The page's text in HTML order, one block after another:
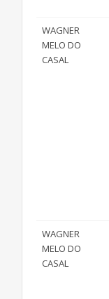
WAGNER
MELO DO
CASAL
WAGNER
MELO DO
CASAL